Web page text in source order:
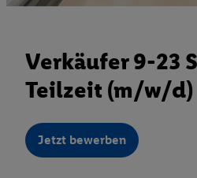
Verkäufer 9-23
Teilzeit (m/w/d)
Jetzt bewerben